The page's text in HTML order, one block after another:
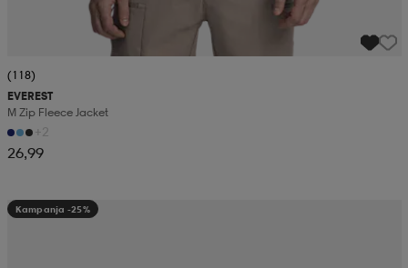
(118)
EVEREST
M Zip Fleece Jacket
+2
26,99
Kampanja -25%